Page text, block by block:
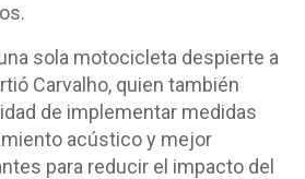
sola motocicleta despierte a
Carvalho, quien también
de implementar medidas
acústico y mejor
para reducir el impacto del